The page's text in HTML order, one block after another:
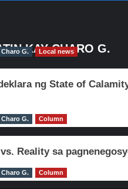
KAY CHARO G.
G. Local news
ng State of
G.
Column
Reality sa
G.
Column